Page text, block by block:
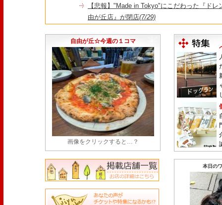
【悲報】"Made in Tokyo"にこだわった『ド
由が丘店』が閉店(7/29)
25日をもって86年の歴史に幕
(7/23)
自由が丘☆今週の１コマ
画像をクリックすると…？
本日の